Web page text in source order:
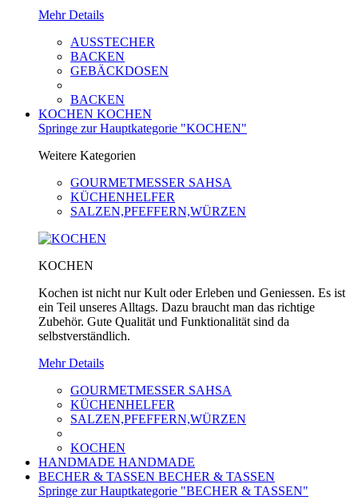
Mehr Details
AUSSTECHER
BACKEN
GEBÄCKDOSEN
BACKEN
KOCHEN KOCHEN
Springe zur Hauptkategorie "KOCHEN"
Weitere Kategorien
GOURMETMESSER SAHSA
KÜCHENHELFER
SALZEN,PFEFFERN,WÜRZEN
KOCHEN
Kochen ist nicht nur Kult oder Erleben und Geniessen. Es ist
ein Teil unseres Alltags. Dazu braucht man das richtige
Zubehör. Gute Qualität und Funktionalität sind da
selbstverständlich.
Mehr Details
GOURMETMESSER SAHSA
KÜCHENHELFER
SALZEN,PFEFFERN,WÜRZEN
KOCHEN
HANDMADE HANDMADE
BECHER & TASSEN BECHER & TASSEN
Springe zur Hauptkategorie "BECHER & TASSEN"